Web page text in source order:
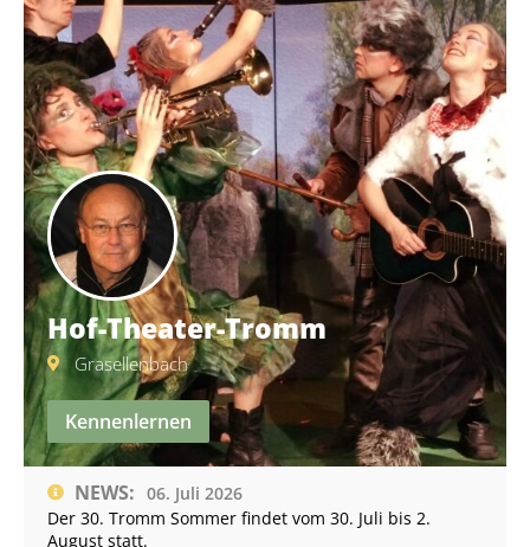
Hof-Theater-Tromm
Grasellenbach
Kennenlernen
NEWS: 06. Juli 2026
Der 30. Tromm Sommer findet vom 30. Juli bis 2.
August statt.